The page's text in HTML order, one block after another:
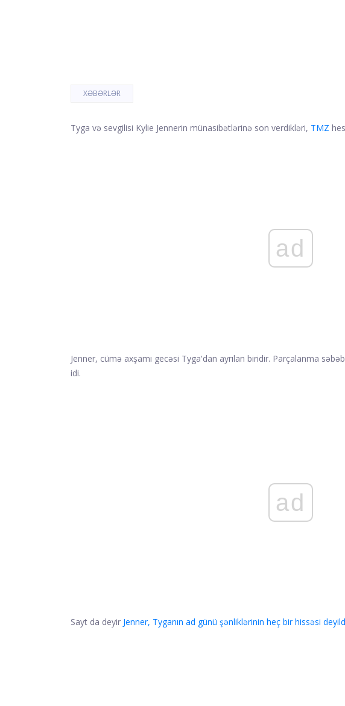
XƏBƏRLƏR
Tyga və sevgilisi Kylie Jennerin münasibətlərinə son verdikləri, TMZ
ad
Jenner, cümə axşamı gecəsi Tyga'dan ayrılan biridir. Parçalanma
idi.
ad
Sayt da deyir Jenner, Tyganın ad günü şənliklərinin heç bir hissəsi